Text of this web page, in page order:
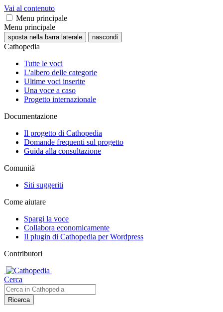
Vai al contenuto
Menu principale
Menu principale
sposta nella barra laterale nascondi
Cathopedia
Tutte le voci
L'albero delle categorie
Ultime voci inserite
Una voce a caso
Progetto internazionale
Documentazione
Il progetto di Cathopedia
Domande frequenti sul progetto
Guida alla consultazione
Comunità
Siti suggeriti
Come aiutare
Spargi la voce
Collabora economicamente
Il plugin di Cathopedia per Wordpress
Contributori
Cerca
Ricerca